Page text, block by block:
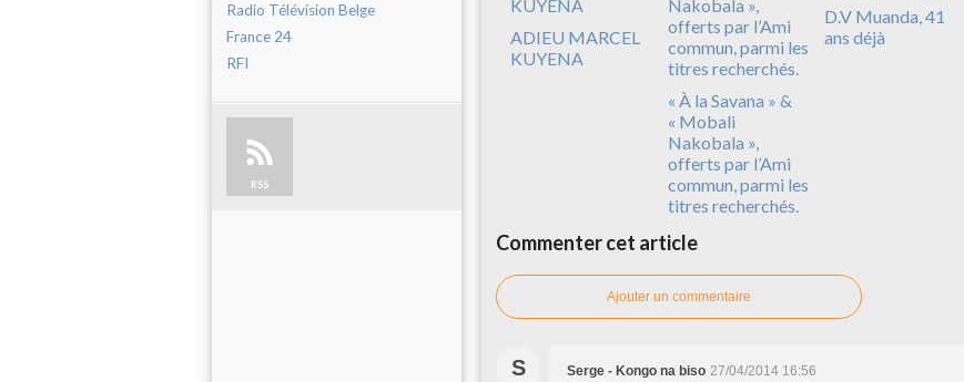
Radio Télévision Belge
France 24
RFI
RSS
ADIEU MARCEL
KUYENA
« À la Savana » &
« Mobali
Nakobala »,
offerts par l’Ami
commun, parmi les
titres recherchés.
D.V Muanda, 41
ans déjà
Commenter cet article
Ajouter un commentaire
S Serge - Kongo na biso 27/04/2014 16:56